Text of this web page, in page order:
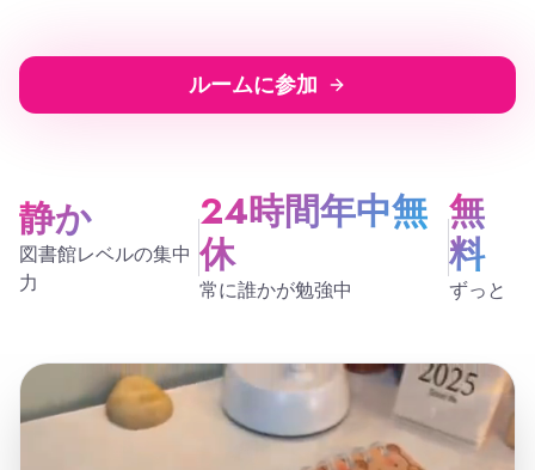
ルームに参加
静か
図書館レベルの集中
力
24時間年中無
休
常に誰かが勉強中
無
料
ずっと